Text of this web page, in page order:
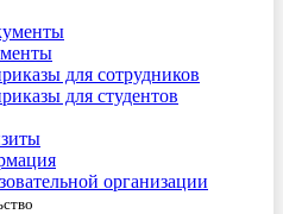
для сотрудников
для студентов
организации